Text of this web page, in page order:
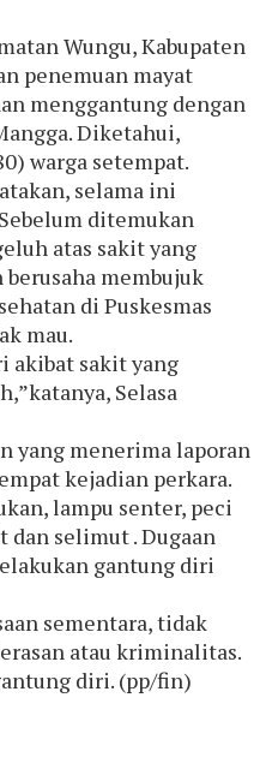
Wungu, Kabupaten
penemuan mayat
menggantung dengan
Diketahui,
warga setempat.
selama ini
ditemukan
atas sakit yang
membujuk
di Puskesmas
mau.
akibat sakit yang
Selasa
yang menerima laporan
kejadian perkara.
lampu senter, peci
dan selimut . Dugaan
gantung diri
sementara, tidak
atau kriminalitas.
diri. (pp/fin)